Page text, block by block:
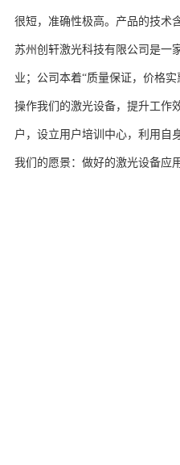
很短，准确性极高。产品的技术
苏州创轩激光科技有限公司是一
业；公司本着“质量保证，价格
操作我们的激光设备，提升工作
户，设立用户培训中心，利用自
我们的愿景：做好的激光设备应